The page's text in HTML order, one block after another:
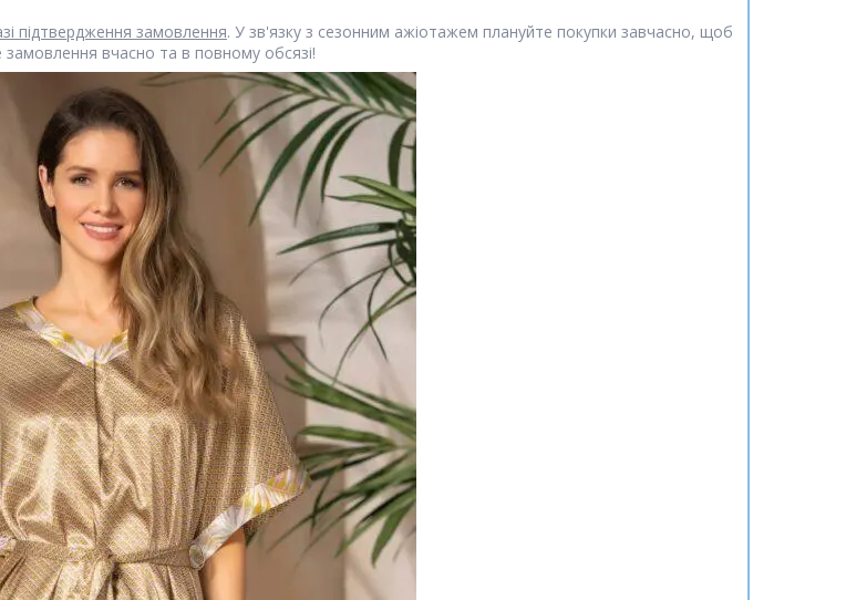
підтвердження замовлення. У зв'язку з сезонним ажіотажем плануйте покупки завчасно, щоб
вчасно та в повному обсязі!